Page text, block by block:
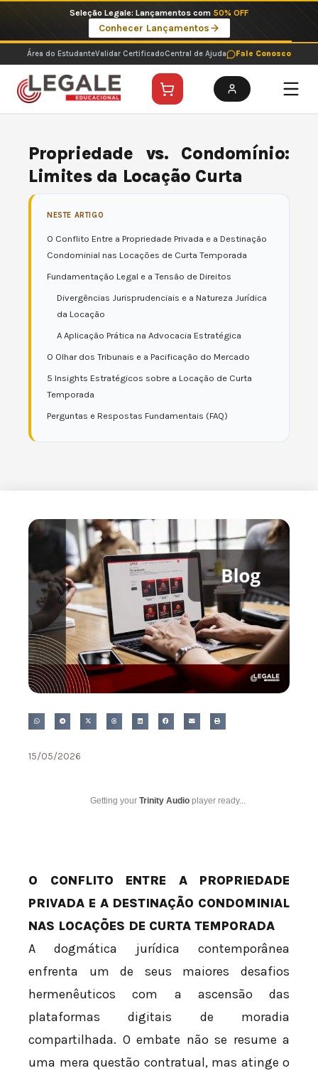
o
conteúdo
Imperdíveis no Pix: Pós Selecionadas a 199 reais no pix em parcela única
Ver ofertas
Área do EstudanteValidar CertificadoCentral de Ajuda Fale Conosco
Propriedade vs. Condomínio:
Limites da Locação Curta
NESTE ARTIGO
O Conflito Entre a Propriedade Privada e a Destinação
Condominial nas Locações de Curta Temporada
Fundamentação Legal e a Tensão de Direitos
Divergências Jurisprudenciais e a Natureza Jurídica
da Locação
A Aplicação Prática na Advocacia Estratégica
O Olhar dos Tribunais e a Pacificação do Mercado
5 Insights Estratégicos sobre a Locação de Curta
Temporada
Perguntas e Respostas Fundamentais (FAQ)
15/05/2026
Getting your Trinity Audio player ready...
O CONFLITO ENTRE A PROPRIEDADE
PRIVADA E A DESTINAÇÃO CONDOMINIAL
NAS LOCAÇÕES DE CURTA TEMPORADA
A dogmática jurídica contemporânea
enfrenta um de seus maiores desafios
hermenêuticos com a ascensão das
plataformas digitais de moradia
compartilhada. O embate não se resume a
uma mera questão contratual, mas atinge o